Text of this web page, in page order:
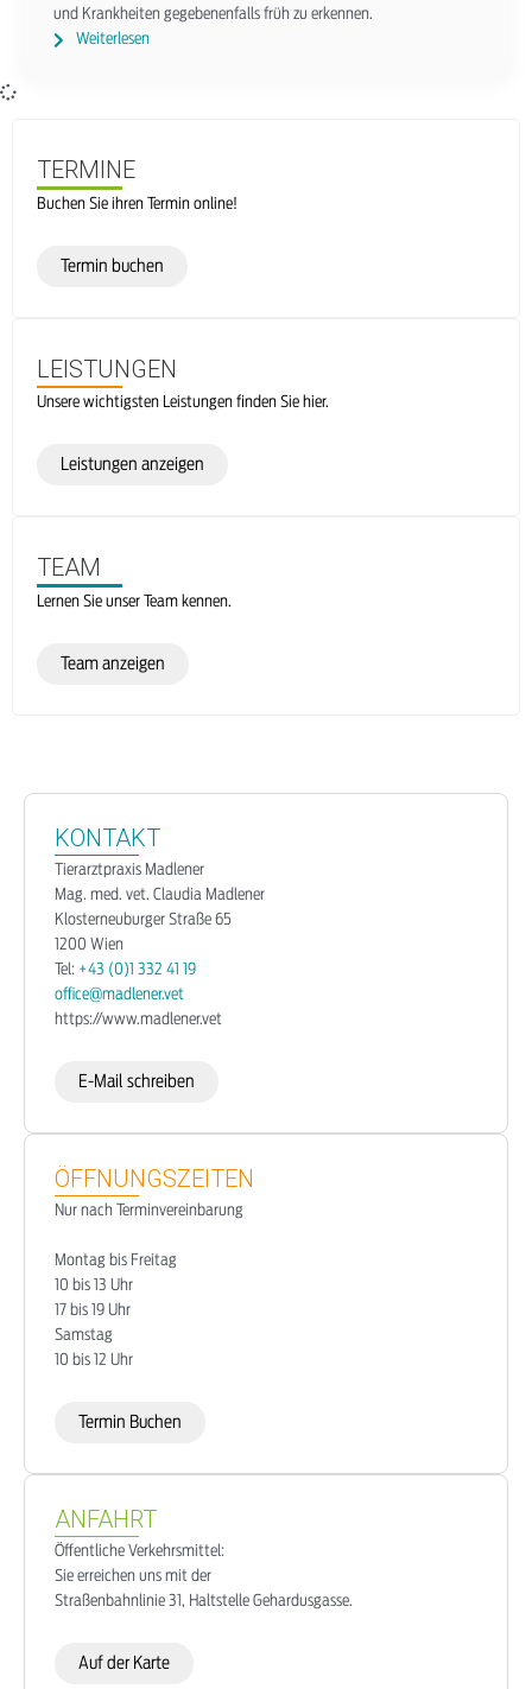
und Krankheiten gegebenenfalls früh zu erkennen.
Weiterlesen
TERMINE
Buchen Sie ihren Termin online!
Termin buchen
LEISTUNGEN
Unsere wichtigsten Leistungen finden Sie hier.
Leistungen anzeigen
TEAM
Lernen Sie unser Team kennen.
Team anzeigen
KONTAKT
Tierarztpraxis Madlener
Mag. med. vet. Claudia Madlener
Klosterneuburger Straße 65
1200 Wien
Tel: +43 (0)1 332 41 19
office@madlener.vet
https://www.madlener.vet
E-Mail schreiben
ÖFFNUNGSZEITEN
Nur nach Terminvereinbarung
Montag bis Freitag
10 bis 13 Uhr
17 bis 19 Uhr
Samstag
10 bis 12 Uhr
Termin Buchen
ANFAHRT
Öffentliche Verkehrsmittel:
Sie erreichen uns mit der
Straßenbahnlinie 31, Haltstelle Gehardusgasse.
Auf der Karte